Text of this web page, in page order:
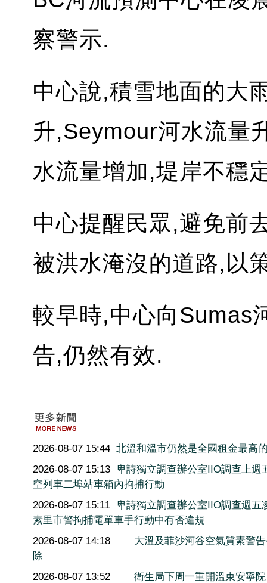
察警示.
中心說,積雪地面的大
升,Seymour河水流量
水流量增加,堤岸不穩
中心提醒民眾,避免前
被洪水淹沒的道路,以
較早時,中心向Sumas
告,仍然有效.
2026-08-07 15:44 北溫和溫市仍然是全國租金最高
2026-08-07 15:13 卑詩獨立調查辦公室IIO調查上週
空列車二埠站車箱內拘捕行動
2026-08-07 15:11 卑詩獨立調查辦公室IIO調查週五
素里市警拘捕電單車手行動中有否違規
2026-08-07 14:18
大溫及菲沙河谷空氣質素警
除
2026-08-07 13:52
衛生局下周一重開溫東安寧